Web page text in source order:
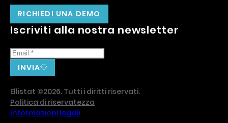
Iscriviti alla nostra newsletter
INVIA
RICHIEDI UNA DEMO
Ellistat ©2026. Tutti i diritti riservati.
Politica di riservatezza
Informazioni legali